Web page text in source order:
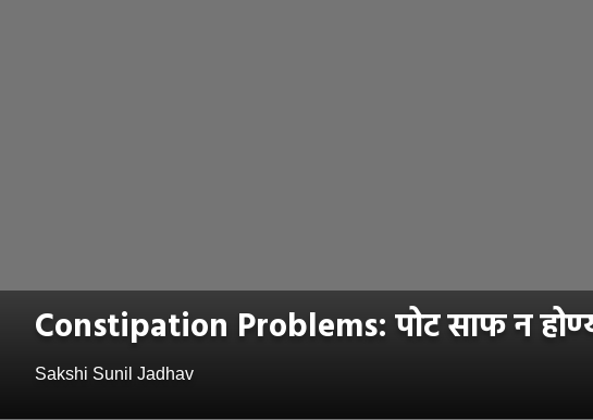
Constipation Problems: पोट साफ न
Sakshi Sunil Jadhav